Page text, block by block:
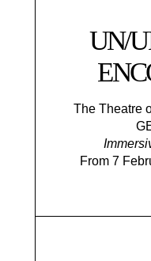
UN/
The Theatre
From 7